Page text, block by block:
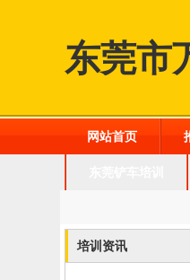
东莞市
网站首页
培训资讯